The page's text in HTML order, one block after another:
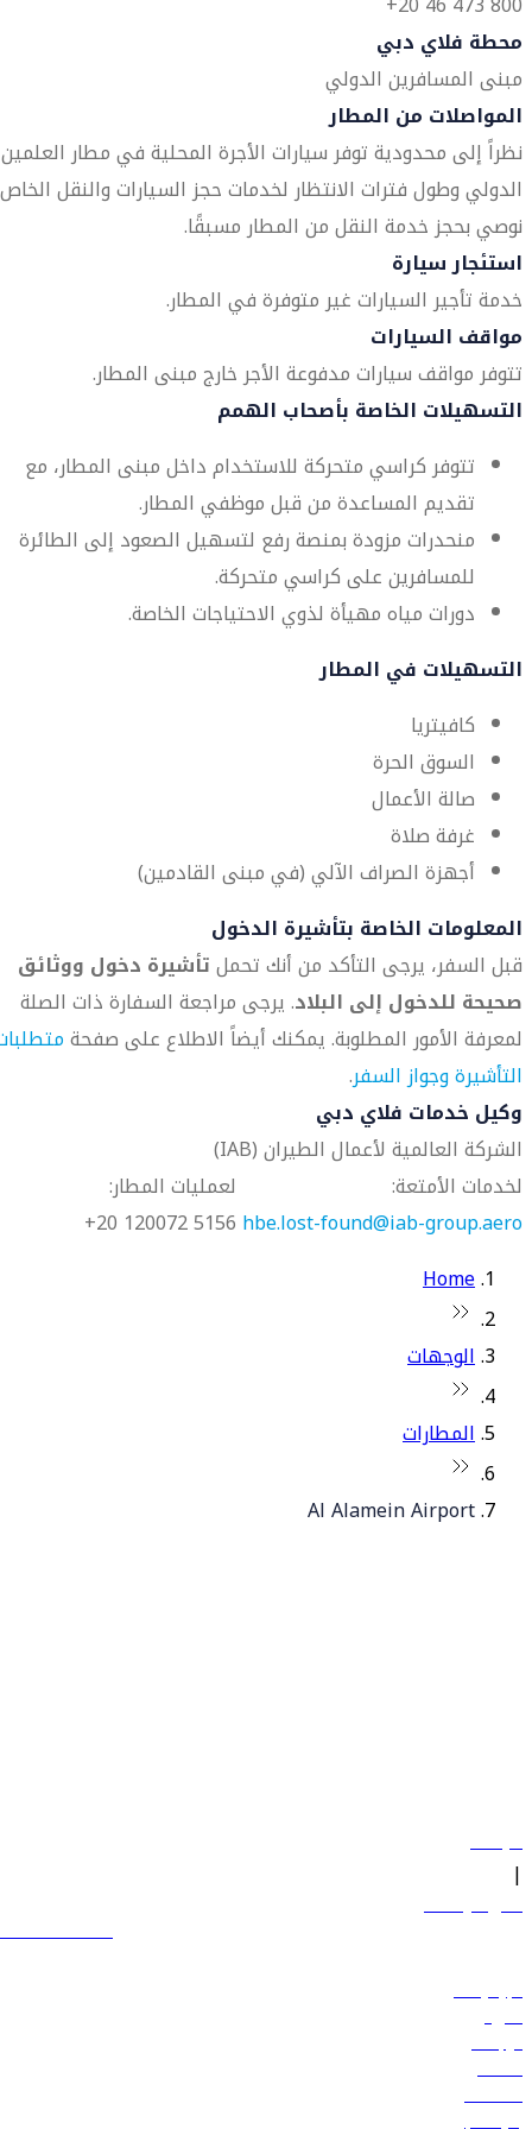
محطة فلاي دبي
مبنى المسافرين الدولي
المواصلات من المطار
نظراً إلى محدودية توفر سيارات الأجرة المحلية في مطار العلمين
الدولي وطول فترات الانتظار لخدمات حجز السيارات والنقل
نوصي بحجز خدمة النقل من المطار مسبقًا.
استئجار سيارة
خدمة تأجير السيارات غير متوفرة في المطار.
مواقف السيارات
تتوفر مواقف سيارات مدفوعة الأجر خارج مبنى المطار.
التسهيلات الخاصة بأصحاب الهمم
تتوفر كراسي متحركة للاستخدام داخل مبنى المطار، مع
تقديم المساعدة من قبل موظفي المطار.
منحدرات مزودة بمنصة رفع لتسهيل الصعود إلى الطائرة
للمسافرين على كراسي متحركة.
دورات مياه مهيأة لذوي الاحتياجات الخاصة.
التسهيلات في المطار
كافيتريا
السوق الحرة
صالة الأعمال
غرفة صلاة
أجهزة الصراف الآلي (في مبنى القادمين)
المعلومات الخاصة بتأشيرة الدخول
قبل السفر، يرجى التأكد من أنك تحملتأشيرة دخول ووثائق
صحيحة للدخول إلى البلاد. يرجى مراجعة السفارة ذات الصلة
لمعرفة الأمور المطلوبة. يمكنك أيضاً الاطلاع على صفحة
التأشيرة وجواز السفر.
وكيل خدمات فلاي دبي
الشركة العالمية لأعمال الطيران (IAB)
لخدمات الأمتعة:
hbe.lost-found@iab-group.aero
لعمليات المطار:
5156 120072 20+
Home
الوجهات
المطارات
Al Alamein Airport
سياساتنا
|
الشروط والأحكام
600 544 445
حجز الرحلات
العروض
الوجهات
الأمتعة
المساعدة
إدارة الحجز